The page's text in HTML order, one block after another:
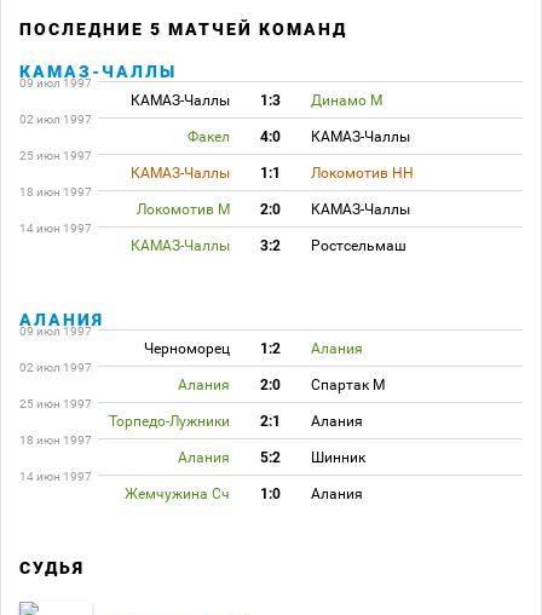
ПОСЛЕДНИЕ 5 МАТЧЕЙ КОМАНД
КАМАЗ-ЧАЛЛЫ
09 июл 1997
КАМАЗ-Чаллы 1:3 Динамо М
02 июл 1997
Факел 4:0 КАМАЗ-Чаллы
25 июн 1997
КАМАЗ-Чаллы 1:1 Локомотив НН
18 июн 1997
Локомотив М 2:0 КАМАЗ-Чаллы
14 июн 1997
КАМАЗ-Чаллы 3:2 Ростсельмаш
АЛАНИЯ
09 июл 1997
Черноморец 1:2 Алания
02 июл 1997
Алания 2:0 Спартак М
25 июн 1997
Торпедо-Лужники 2:1 Алания
18 июн 1997
Алания 5:2 Шинник
14 июн 1997
Жемчужина Сч 1:0 Алания
СУДЬЯ